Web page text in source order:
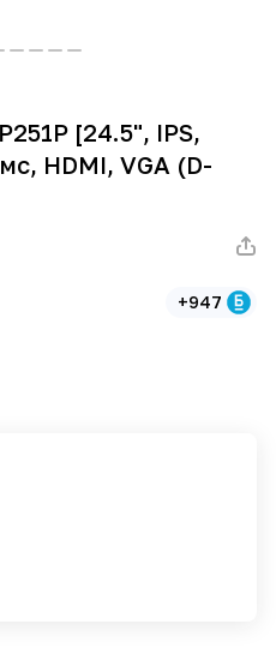
[24.5", IPS,
HDMI, VGA (D-
+947